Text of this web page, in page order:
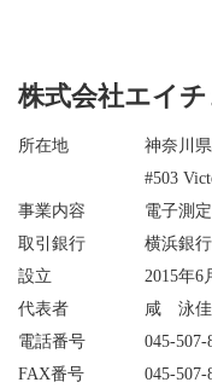
株式会社エイ
所在地
神奈川
#503
事業内容
電子測
取引銀行
横浜銀
設立
2015年6
代表者
咸 泳
電話番号
045-507-
FAX番号
045-507-